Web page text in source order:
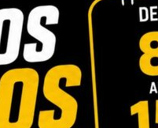
INFORMACIÓN ADICIONAL